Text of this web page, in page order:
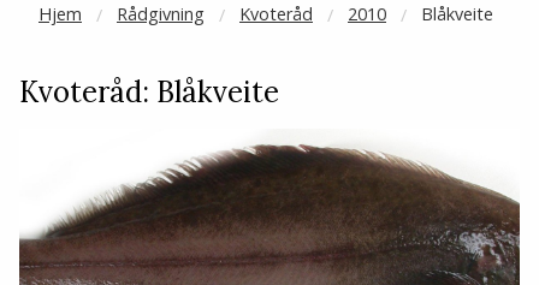
Hjem Rådgivning Kvoteråd 2010 Blåkveite
Kvoteråd: Blåkveite